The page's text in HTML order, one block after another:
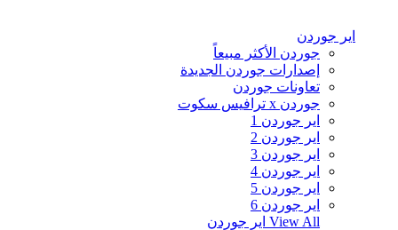
اير جوردن
جوردن الأكثر مبيعاً
إصدارات جوردن الجديدة
تعاونات جوردن
جوردن x ترافيس سكوت
اير جوردن 1
اير جوردن 2
اير جوردن 3
اير جوردن 4
اير جوردن 5
اير جوردن 6
View All اير جوردن